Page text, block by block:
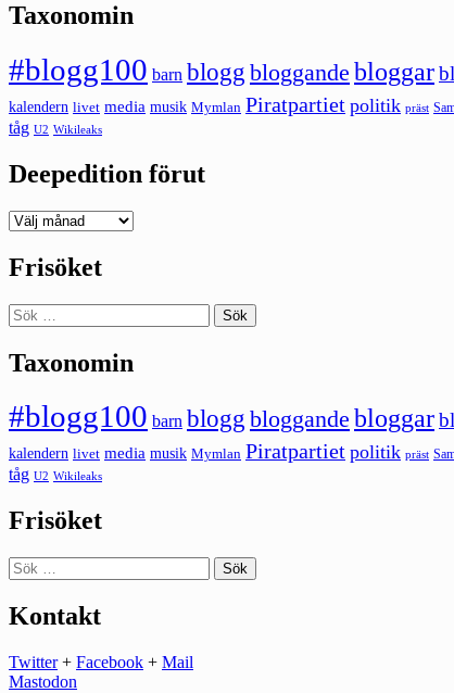
Taxonomin
#blogg100 barn blogg bloggande bloggar
kalendern livet media musik Mymlan Piratpartiet politik präst
tåg U2 Wikileaks
Deepedition förut
Deepedition
Frisöket
Sök
efter:
Taxonomin
#blogg100 barn blogg bloggande bloggar
kalendern livet media musik Mymlan Piratpartiet politik präst
tåg U2 Wikileaks
Frisöket
Sök
efter:
Kontakt
Twitter+ Facebook + Mail
Mastodon